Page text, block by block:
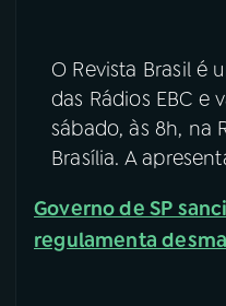
O Revista Brasil é
das Rádios EBC e
sábado, às 8h, na
Brasília. A
Governo de SP
regulamenta